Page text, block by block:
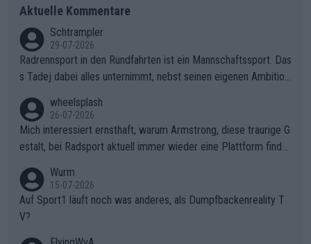
Aktuelle Kommentare
Schtrampler
29-07-2026
Radrennsport in den Rundfahrten ist ein Mannschaftssport. Das
s Tadej dabei alles unternimmt, nebst seinen eigenen Ambition
ganze Team auch mental stark zu machen und konkret am Erf
olg teilzuhaben, ist ihm ganz hoch anzurechnen. Das ist ein Zei
chen weit über den Radsport hinaus.
wheelsplash
26-07-2026
Mich interessiert ernsthaft, warum Armstrong, diese traurige G
estalt, bei Radsport aktuell immer wieder eine Plattform finde
Wurm
15-07-2026
Auf Sport1 läuft noch was anderes, als Dumpfbackenreality T
V?